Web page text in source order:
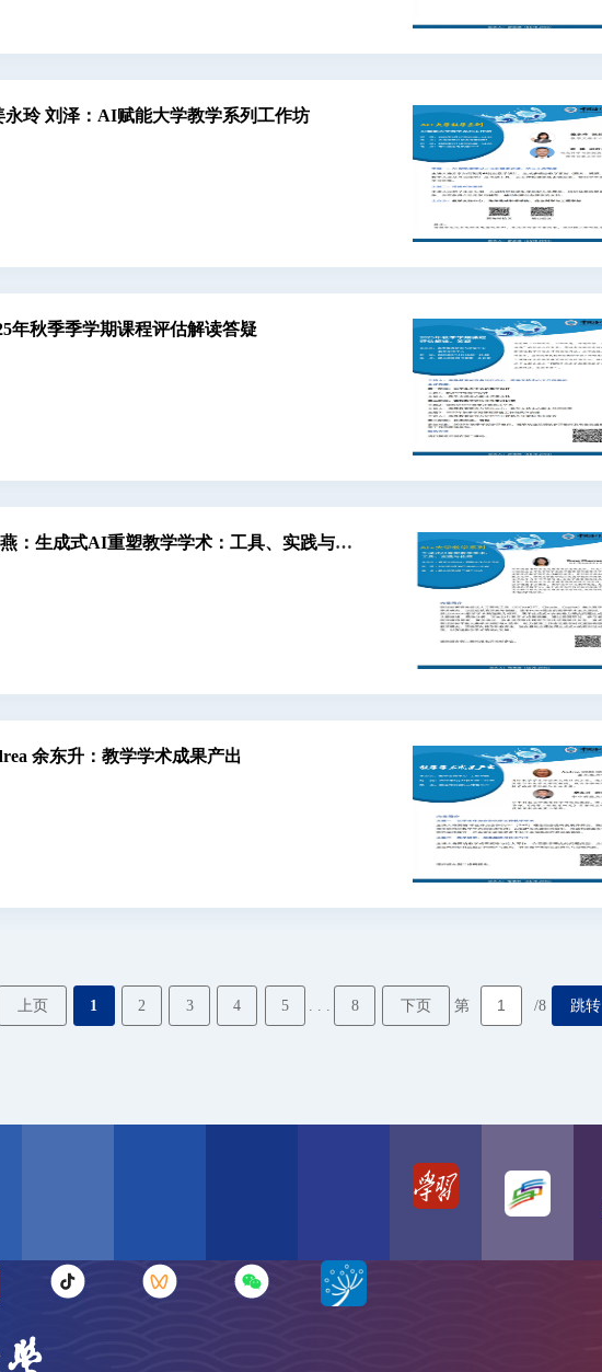
永玲 刘泽：AI赋能大学教学系列工作坊
年秋季季学期课程评估解读答疑
：生成式AI重塑教学学术：工具、实践与伦
余东升：教学学术成果产出
上页 1 2 3 4 5 . . . 8 下页 第 /8 跳转